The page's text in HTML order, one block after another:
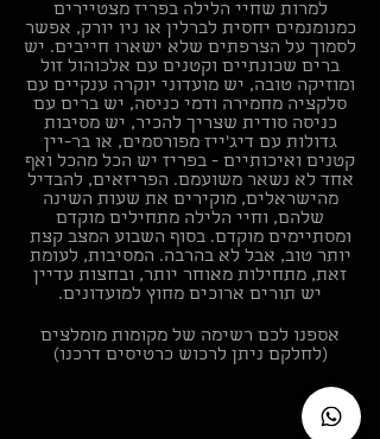
למרות שחיי הלילה בפריז מצטיירים
כמנומנמים יחסית לברלין או ניו יורק, אפשר
לסמוך על הצרפתים שלא ישארו חייבים. יש
ברים שכונתיים וקטנים עם אלכוהול זול
ומוזיקה טובה, יש מועדוני יוקרה ענקיים עם
סלקציה מחמירה ודמי כניסה, יש ברים עם
כניסה סודית שצריך להכיר, יש מסיבות
גדולות עם דיג'ייז מפורסמים, או בר-יין
קטנים ואיכותיים - בפריז יש הכל מהכל ואף
אחד לא נשאר משועמם. הפריזאים, להבדיל
מהישראלים, מוקירים את שעות השינה
שלהם, וחיי הלילה מתחילים מוקדם
ומסתיימים מוקדם. בסוף השבוע המצב קצת
יותר טוב, אבל לא בהרבה. המסיבות, לעומת
זאת, מתחילות מאוחר יותר, ובחצות עדיין
יש תורים ארוכים מחוץ למועדונים.
אספנו לכם רשימה של מקומות מומלצים
(לחלקם ניתן לרכוש כרטיסים דרכנו)